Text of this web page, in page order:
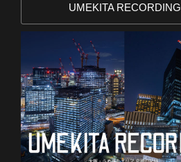
UMEKITA RECORDING